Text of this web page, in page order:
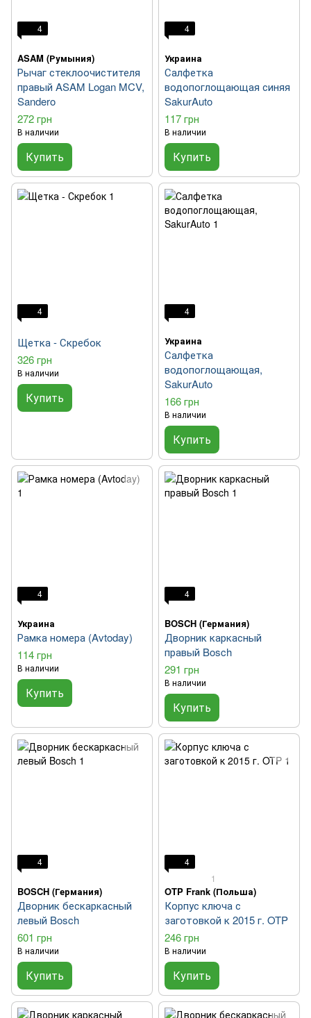
4
ASAM (Румыния)
Рычаг стеклоочистителя
правый ASAM Logan MCV,
Sandero
272 грн
В наличии
Купить
4
Украина
Салфетка
водопоглощающая синяя
SakurAuto
117 грн
В наличии
Купить
4
Щетка - Скребок
326 грн
В наличии
Купить
4
Украина
Салфетка
водопоглощающая,
SakurAuto
166 грн
В наличии
Купить
4
Украина
Рамка номера (Avtoday)
114 грн
В наличии
Купить
4
BOSCH (Германия)
Дворник каркасный
правый Bosch
291 грн
В наличии
Купить
4
BOSCH (Германия)
Дворник бескаркасный
левый Bosch
601 грн
В наличии
Купить
4
1
OTP Frank (Польша)
Корпус ключа с
заготовкой к 2015 г. OTP
246 грн
В наличии
Купить